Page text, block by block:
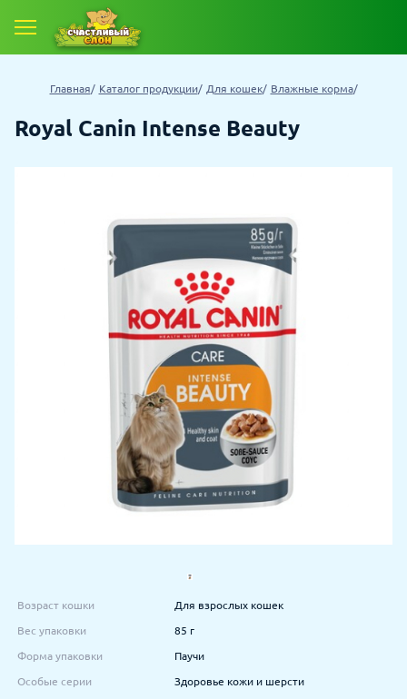
Главная Каталог продукции Для кошек Влажные корма
Royal Canin Intense Beauty
Возраст кошки Для взрослых кошек
Вес упаковки 85 г
Форма упаковки Паучи
Особые серии Здоровье кожи и шерсти